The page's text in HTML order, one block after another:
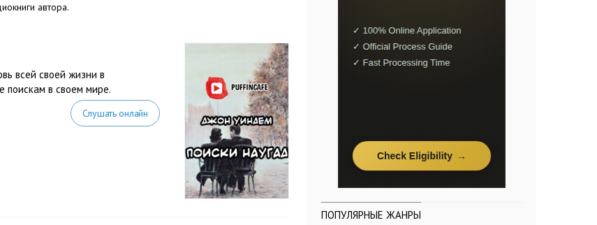
автора.
всей своей жизни в
поискам в своем мире.
Слушать онлайн
ПОПУЛЯРНЫЕ ЖАНРЫ